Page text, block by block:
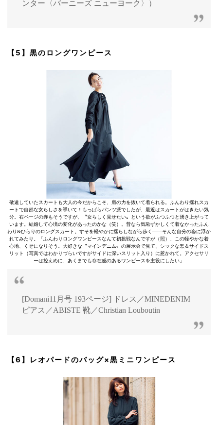
ンター〈バーニーズ ニューヨーク〉）
【5】黒のロングワンピース
敬遠していたスカートも大人の今だからこそ、肩の力を抜いて着られる。ふんわり揺れスカ
ートで自然な女らしさを導いて！もっぱらパンツ派でしたが、最近はスカートがはきたい気
分。右ページの赤もそうですが、〝女らしく見せたい〟という欲がふつふつと湧き上がって
います。結婚して心境の変化があったのかな（笑）。昔なら気恥ずかしくて着なかったふん
わり&ひらりのロングスカート。すそを軽やかに揺らしながら歩く――そんな自分の姿に浮か
れてみたり。「ふんわりロングワンピースなんて初挑戦なんですが（照）、この軽やかな着
心地、くせになりそう。大好きな〝マインデニム〟の展示会で見て、シックな黒＆サイドス
リット（写真ではわかりづらいですがサイドに深いスリット入り）に惹かれて。アクセサリ
ーは控えめに、あくまでも存在感のあるワンピースを主役にしたい」
[Domani11月号 193ページ] ドレス／MINEDENIM
ピアス／ABISTE 靴／Christian Louboutin
【6】レオパードのバッグ×黒ミニワンピース